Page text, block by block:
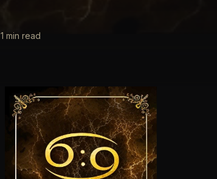
1 min read